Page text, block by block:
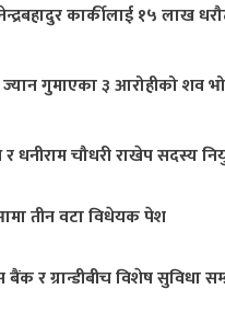
कार्कीलाई १५ लाख
ज्यान गुमाएका ३ आरोहीको शव
धनीराम चौधरी राखेप सदस्य
तीन वटा विधेयक पेश
र ग्रान्डीबीच विशेष सुविधा